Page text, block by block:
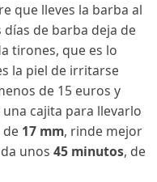
que lleves la barba al
de barba deja de
tirones, que es lo
la piel de irritarse
de 15 euros y
cajita para llevarlo
17 mm, rinde mejor
unos 45 minutos, de